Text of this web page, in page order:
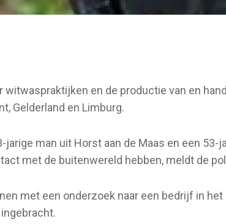
en de productie van en
Gelderland en Limburg.
man uit Horst aan de Maas en een 53-
met de buitenwereld hebben, meldt de
met een onderzoek naar een bedrijf in het